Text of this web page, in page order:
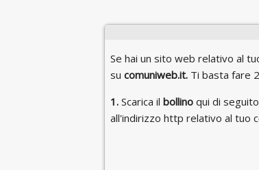
Se hai un sito web relativo al
su comuniweb.it.Ti basta fare
1.Scarica il bollinoqui di
all'indirizzo http relativo al tuo